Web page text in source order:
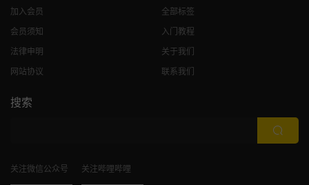
加入会员
会员须知
法律申明
网站协议
全部标签
入门教程
关于我们
联系我们
搜索
关注微信公众号 关注哔哩哔哩